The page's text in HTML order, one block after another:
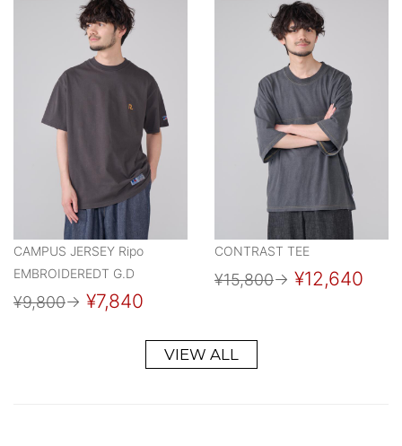
CAMPUS JERSEY Ripo
EMBROIDEREDT G.D
¥9,800→ ¥7,840
CONTRAST TEE
¥15,800→ ¥12,640
VIEW ALL